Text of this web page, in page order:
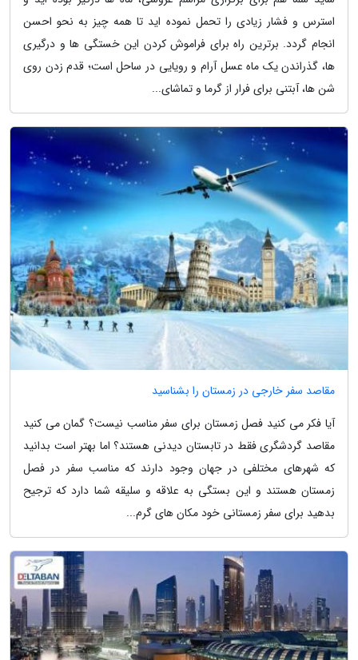
استرس و فشار زیادی را تحمل نموده اید تا همه چیز به نحو احسن
انجام گردد. برترین راه برای فراموش کردن این خستگی ها و درگیری
ها، گذراندن یک ماه عسل آرام و رویایی در ساحل است؛ قدم زدن روی
شن ها، آبتنی برای فرار از گرما و تماشای...
مقاصد سفر خارجی در زمستان را بشناسید
آیا فکر می کنید فصل زمستان برای سفر مناسب نیست؟ گمان می کنید
مقاصد گردشگری فقط در تابستان دیدنی هستند؟ اما بهتر است بدانید
که شهرهای مختلفی در جهان وجود دارند که مناسب سفر در فصل
زمستان هستند و این بستگی به علاقه و سلیقه شما دارد که ترجیح
بدهید برای سفر زمستانی خود مکان های گرم...